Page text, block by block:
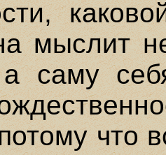
мыслит
а саму
что